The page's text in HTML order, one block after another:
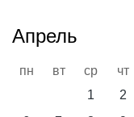
Апрель
пн вт ср чт
1
2